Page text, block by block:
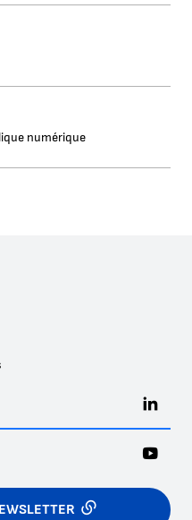
numérique